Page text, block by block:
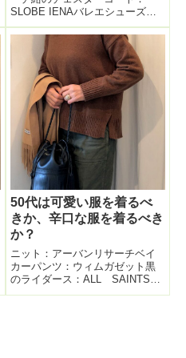
SLOBE IENAバレエシューズ：
maresophisバッグ：TORY
BURCHグレーのチェックストー
ル：EDWARDBROWN本日お仕
事コーデ。紺のテロンとした素
材の襟付きワンピー...
50代は可愛い服を着るべ
きか、辛口な服を着るべき
か？
ニット：アーバンリサーチベイ
カーパンツ：ウィムガゼット黒
のライダース：ALL SAINTSシ
ョートブーツ：モードエジャコ